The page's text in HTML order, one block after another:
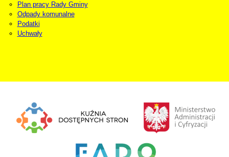
Plan pracy Rady Gminy
Odpady komunalne
Podatki
Uchwały